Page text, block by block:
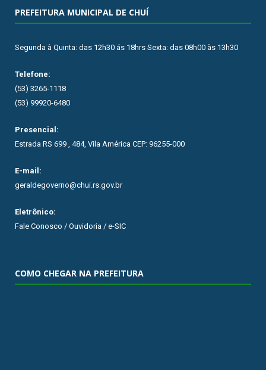
PREFEITURA MUNICIPAL DE CHUÍ
Segunda à Quinta: das 12h30 ás 18hrs Sexta: das 08h00 às 13h30
Telefone:
(53) 3265-1118
(53) 99920-6480
Presencial:
Estrada RS 699 , 484, Vila América CEP: 96255-000
E-mail:
geraldegoverno@chui.rs.gov.br
Eletrônico:
Fale Conosco / Ouvidoria / e-SIC
COMO CHEGAR NA PREFEITURA